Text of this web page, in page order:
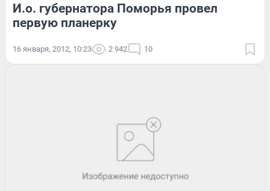
И.о. губернатора Поморья провел
первую планерку
16 января, 2012, 10:23 2 942 10